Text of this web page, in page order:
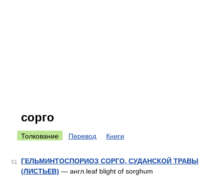
сорго
Толкование Перевод Книги
51
ГЕЛЬМИНТОСПОРИОЗ СОРГО, СУДАНСКОЙ ТРАВЫ
(ЛИСТЬЕВ) — англ.leaf blight of sorghum